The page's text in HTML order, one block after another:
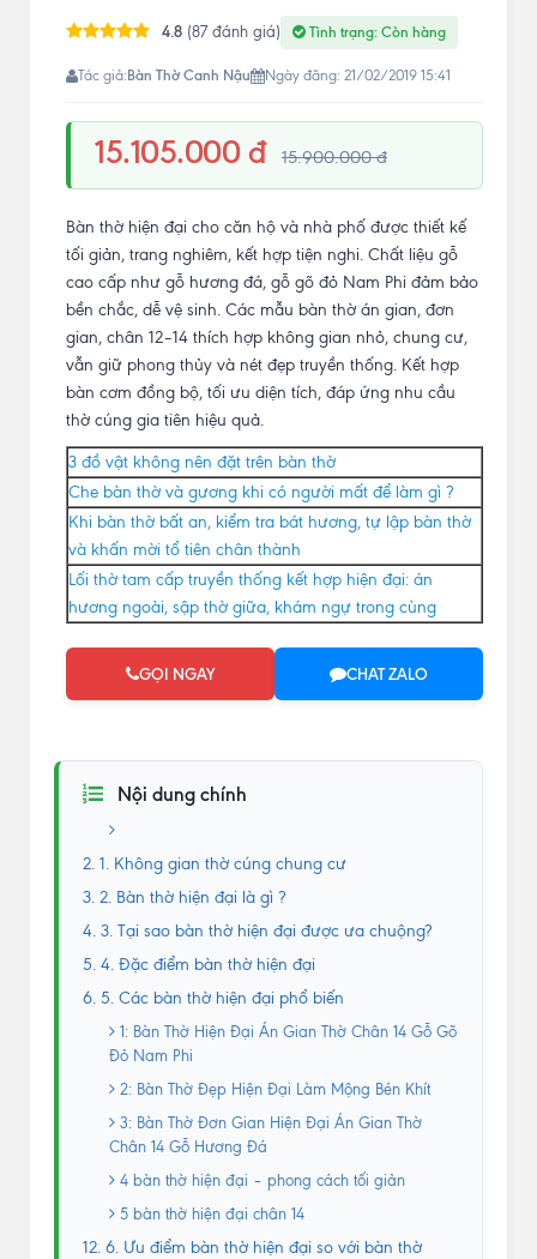
4.8 (87 đánh giá) Tình trạng: Còn hàng
Tác giả:Bàn Thờ Canh Nậu Ngày đăng: 21/02/2019 15:41
15.105.000 đ 15.900.000 đ
Bàn thờ hiện đại cho căn hộ và nhà phố được thiết kế
tối giản, trang nghiêm, kết hợp tiện nghi. Chất liệu gỗ
cao cấp như gỗ hương đá, gỗ gõ đỏ Nam Phi đảm bảo
bền chắc, dễ vệ sinh. Các mẫu bàn thờ án gian, đơn
gian, chân 12–14 thích hợp không gian nhỏ, chung cư,
vẫn giữ phong thủy và nét đẹp truyền thống. Kết hợp
bàn cơm đồng bộ, tối ưu diện tích, đáp ứng nhu cầu
thờ cúng gia tiên hiệu quả.
3 đồ vật không nên đặt trên bàn thờ
Che bàn thờ và gương khi có người mất để làm gì ?
Khi bàn thờ bất an, kiểm tra bát hương, tự lập bàn thờ
và khấn mời tổ tiên chân thành
Lối thờ tam cấp truyền thống kết hợp hiện đại: án
hương ngoài, sập thờ giữa, khám ngự trong cùng
GỌI NGAY CHAT ZALO
Nội dung chính
2. 1. Không gian thờ cúng chung cư
3. 2. Bàn thờ hiện đại là gì ?
4. 3. Tại sao bàn thờ hiện đại được ưa chuộng?
5. 4. Đặc điểm bàn thờ hiện đại
6. 5. Các bàn thờ hiện đại phổ biến
1: Bàn Thờ Hiện Đại Án Gian Thờ Chân 14 Gỗ Gõ
Đỏ Nam Phi
2: Bàn Thờ Đẹp Hiện Đại Làm Mộng Bén Khít
3: Bàn Thờ Đơn Gian Hiện Đại Án Gian Thờ
Chân 14 Gỗ Hương Đá
4 bàn thờ hiện đại – phong cách tối giản
5 bàn thờ hiện đại chân 14
12. 6. Ưu điểm bàn thờ hiện đại so với bàn thờ